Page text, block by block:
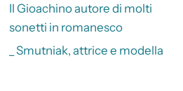
Il Gioachino autore di molti
sonetti in romanesco
_ Smutniak, attrice e modella